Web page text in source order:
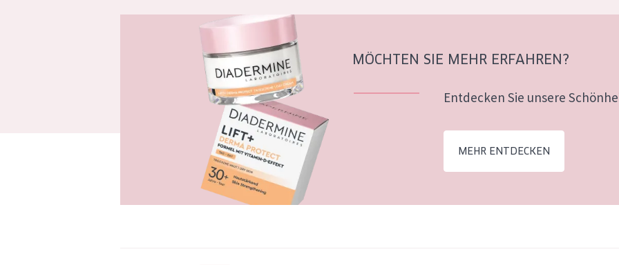
MÖCHTEN SIE MEHR ERFAHREN?
Entdecken Sie unsere
MEHR ENTDECKEN